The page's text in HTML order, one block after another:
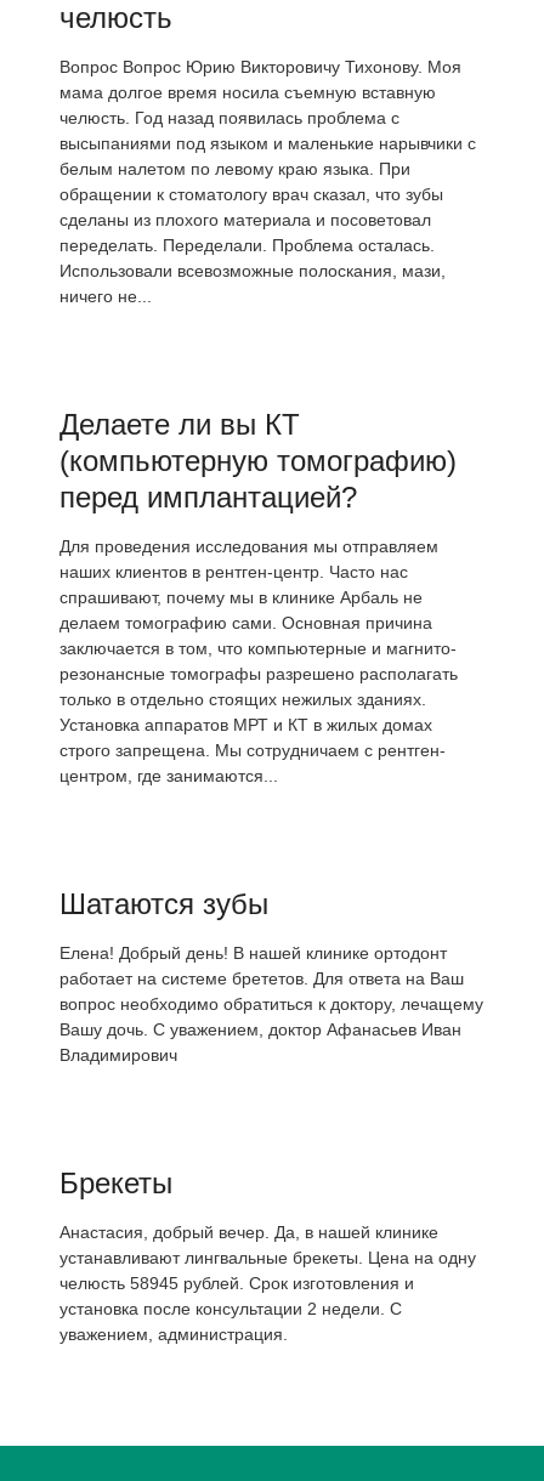
челюсть
Вопрос Вопрос Юрию Викторовичу Тихонову. Моя
мама долгое время носила съемную вставную
челюсть. Год назад появилась проблема с
высыпаниями под языком и маленькие нарывчики с
белым налетом по левому краю языка. При
обращении к стоматологу врач сказал, что зубы
сделаны из плохого материала и посоветовал
переделать. Переделали. Проблема осталась.
Использовали всевозможные полоскания, мази,
ничего не...
Делаете ли вы КТ
(компьютерную томографию)
перед имплантацией?
Для проведения исследования мы отправляем
наших клиентов в рентген-центр. Часто нас
спрашивают, почему мы в клинике Арбаль не
делаем томографию сами. Основная причина
заключается в том, что компьютерные и магнито-
резонансные томографы разрешено располагать
только в отдельно стоящих нежилых зданиях.
Установка аппаратов МРТ и КТ в жилых домах
строго запрещена. Мы сотрудничаем с рентген-
центром, где занимаются...
Шатаются зубы
Елена! Добрый день! В нашей клинике ортодонт
работает на системе брететов. Для ответа на Ваш
вопрос необходимо обратиться к доктору, лечащему
Вашу дочь. С уважением, доктор Афанасьев Иван
Владимирович
Брекеты
Анастасия, добрый вечер. Да, в нашей клинике
устанавливают лингвальные брекеты. Цена на одну
челюсть 58945 рублей. Срок изготовления и
установка после консультации 2 недели. С
уважением, администрация.